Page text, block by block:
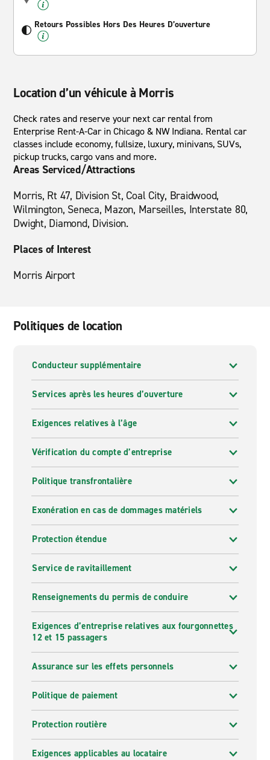
Retours Possibles Hors Des Heures D’ouverture
Location d’un véhicule à Morris
Check rates and reserve your next car rental from
Enterprise Rent-A-Car in Chicago & NW Indiana. Rental car
classes include economy, fullsize, luxury, minivans, SUVs,
pickup trucks, cargo vans and more.
Areas Serviced/Attractions
Morris, Rt 47, Division St, Coal City, Braidwood,
Wilmington, Seneca, Mazon, Marseilles, Interstate 80,
Dwight, Diamond, Division.
Places of Interest
Morris Airport
Politiques de location
Conducteur supplémentaire
Services après les heures d’ouverture
Exigences relatives à l’âge
Vérification du compte d’entreprise
Politique transfrontalière
Exonération en cas de dommages matériels
Protection étendue
Service de ravitaillement
Renseignements du permis de conduire
Exigences d’entreprise relatives aux fourgonnettes
12 et 15 passagers
Assurance sur les effets personnels
Politique de paiement
Protection routière
Exigences applicables au locataire